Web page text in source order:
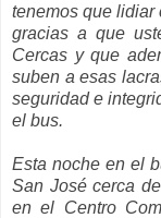
tenemos que lidiar
gracias a que
Cercas y que
suben a esas
seguridad e
el bus.
Esta noche en el
San Josécerca
en el Centro